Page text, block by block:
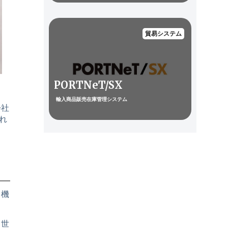
PORTNeT/SX
輸入商品販売在庫管理システム
貿易システム